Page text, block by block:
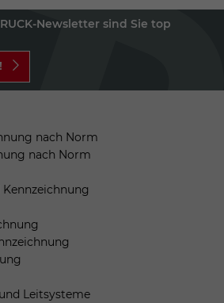
Newsletter sind Sie top
nach Norm
nach Norm
Leitsysteme